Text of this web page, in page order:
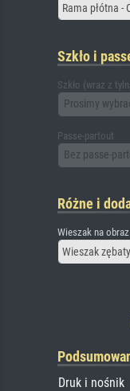
Rama płótna -
Szkło i
Szkło (wraz z
Prosimy
Passe-partout
Bez passe-
Różne i
Wieszak na obraz
Wieszak zębaty
Druk i nośnik